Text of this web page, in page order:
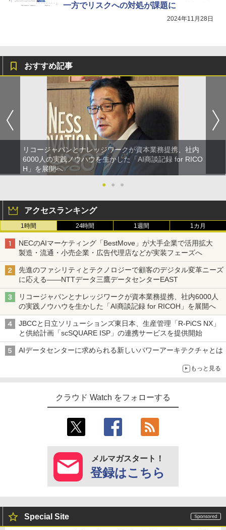
一方でリスクへの対処が課題に
2024年11月28日
おすすめ記事
リコージャパンとナレッジワークが資本業務提携、社内
6000人の実践ノウハウを生かした「AI商談記録 for RICO
H」を展開へ
●
● ●
アクセスランキング
1時間 24時間 1週間 1カ月
NECのAIマーケティング「BestMove」が大手企業で活用拡大
製造・流通・小売企業・広告代理店などが実装フェーズへ
先進のファシリティとテクノロジーで顧客のデジタル変革ニーズ
に応える――NTTデータ三鷹データセンターEAST
リコージャパンとナレッジワークが資本業務提携、社内6000人
の実践ノウハウを生かした「AI商談記録 for RICOH」を展開へ
JBCCと日立ソリューションズ東日本、生産管理「R-PiCS NX」
と供給計画「scSQUARE ISP」の連携サービスを提供開始
AIデータセンターに求められる新しいパワーアーキテクチャとは
もっと見る
クラウド Watch をフォローする
メルマガスタート！
登録はこちら
Special Site